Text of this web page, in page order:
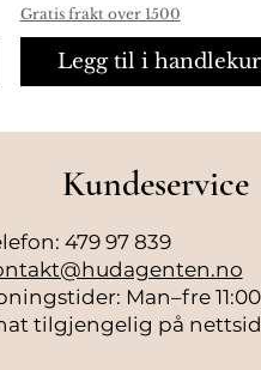
Gratis frakt over 1500
Legg til i
Kundeservice
479 97 839
Man–fre
tilgjengelig på